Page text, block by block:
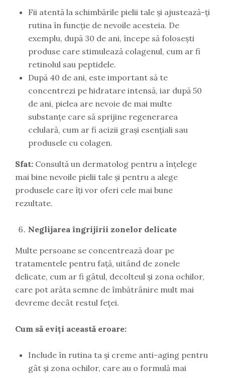
Fii atentă la schimbările pielii tale și ajustează-ți
rutina în funcție de nevoile acesteia. De
exemplu, după 30 de ani, începe să folosești
produse care stimulează colagenul, cum ar fi
retinolul sau peptidele.
După 40 de ani, este important să te
concentrezi pe hidratare intensă, iar după 50
de ani, pielea are nevoie de mai multe
substanțe care să sprijine regenerarea
celulară, cum ar fi acizii grași esențiali sau
produsele cu colagen.
Sfat: Consultă un dermatolog pentru a înțelege
mai bine nevoile pielii tale și pentru a alege
produsele care îți vor oferi cele mai bune
rezultate.
Neglijarea îngrijirii zonelor delicate
Multe persoane se concentrează doar pe
tratamentele pentru față, uitând de zonele
delicate, cum ar fi gâtul, decolteul și zona ochilor,
care pot arăta semne de îmbătrânire mult mai
devreme decât restul feței.
Cum să eviți această eroare:
Include în rutina ta și creme anti-aging pentru
gât și zona ochilor, care au o formulă mai